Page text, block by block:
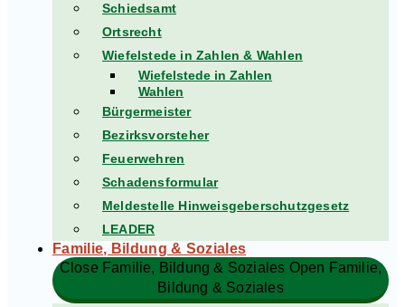
Schiedsamt
Ortsrecht
Wiefelstede in Zahlen & Wahlen
Wiefelstede in Zahlen
Wahlen
Bürgermeister
Bezirksvorsteher
Feuerwehren
Schadensformular
Meldestelle Hinweisgeberschutzgesetz
LEADER
Familie, Bildung & Soziales
Close Familie, Bildung & Soziales Open Familie,
Bildung & Soziales